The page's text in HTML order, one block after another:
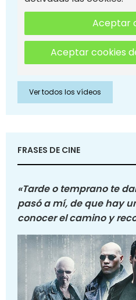
Aceptar
Aceptar cookies
Ver todos los vídeos
FRASES DE CINE
«Tarde o temprano te
pasó a mí, de que hay
conocer el camino y